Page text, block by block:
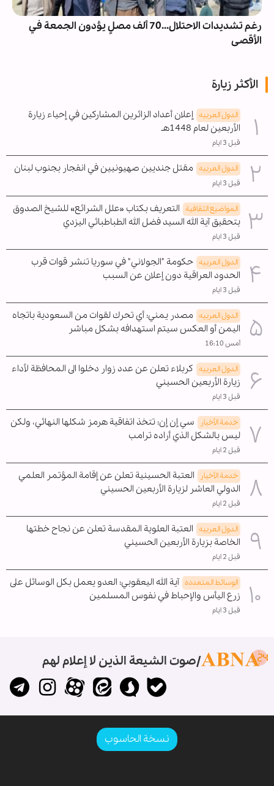
رغم تشديدات الاحتلال...70 ألف مصلٍ يؤدون الجمعة في
الأقصى
الأكثر زيارة
الدول العربیه إعلان أعداد الزائرين المشاركين في إحياء زيارة
الأربعين لعام 1448هـ
قبل 3 ايام
الدول العربیه مقتل جنديين صهيونيين في انفجار بجنوب لبنان
قبل 3 ايام
المواضیع الثقافية التعريف بكتاب «علل الشرائع» للشيخ الصدوق
بتحقيق آية الله السيد فضل الله الطباطبائي اليزدي
قبل 3 ايام
الدول العربیه حكومة "الجولاني" في سوريا تنشر قوات قرب
الحدود العراقية دون إعلان عن السبب
قبل 3 ايام
الدول العربیه مصدر يمني: أي تحرك لقوات من السعودية باتجاه
اليمن أو العكس سيتم استهدافه بشكل مباشر
أمس 16:10
الدول العربیه كربلاء تعلن عن عدد زوار دخلوا الى المحافظة لأداء
زيارة الأربعين الحسيني
قبل 3 ايام
خدمة الأخبار
سي إن إن: تتخذ اتفاقية هرمز شكلها النهائي، ولكن
ليس بالشكل الذي أراده ترامب
قبل 2 ايام
خدمة الأخبار
العتبة الحسينية تعلن عن إقامة المؤتمر العلمي
الدولي العاشر لزيارة الأربعين الحسيني
قبل 2 ايام
الدول العربیه العتبة العلوية المقدسة تعلن عن نجاح خطتها
الخاصة بزيارة الأربعين الحسيني
قبل 2 ايام
الوسائط المتعدده آية الله اليعقوبي: العدو يعمل بكل الوسائل على
زرع اليأس والإحباط في نفوس المسلمين
قبل 3 ايام
صوت الشيعة الذين لا إعلام لهم
نسخة الحاسوب